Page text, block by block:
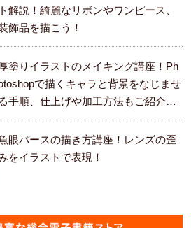
ト解説！綺麗なリボンやワンピース、
飾品を描こう！
厚塗りイラストのメイキング講座！Ph
で描くキャラと背景をなじませ
る手順、仕上げや加工方法もご紹介し
す。
眼パースの描き方講座！レンズの歪
をイラストで表現！